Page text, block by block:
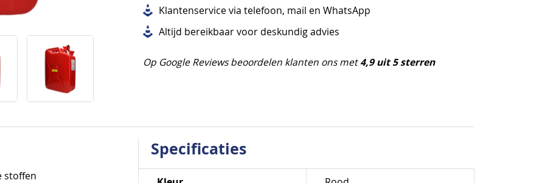
Klantenservice via telefoon, mail en WhatsApp
Altijd bereikbaar voor deskundig advies
Op Google Reviews beoordelen klanten ons met4,9 uit 5 sterren
stoffen
Specificaties
Specificaties